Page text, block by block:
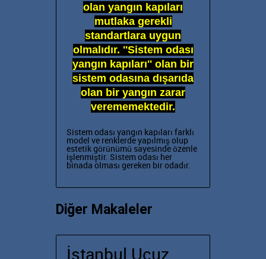
olan yangın kapıları
mutlaka gerekli
standartlara uygun
olmalıdır. ''Sistem odası
yangın kapıları'' olan bir
sistem odasına dışarıda
olan bir yangın zarar
verememektedir.
Sistem odası yangın kapıları farklı
model ve renklerde yapılmış olup
estetik görünümü sayesinde özenle
işlenmiştir. Sistem odası her
binada olması gereken bir odadır.
Diğer Makaleler
İstanbul Ucuz